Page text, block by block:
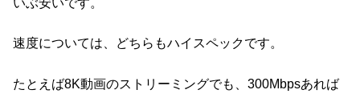
いぶ安いです。
速度については、どちらもハイスペックです。
たとえば8K動画のストリーミングでも、300Mbpsあれば